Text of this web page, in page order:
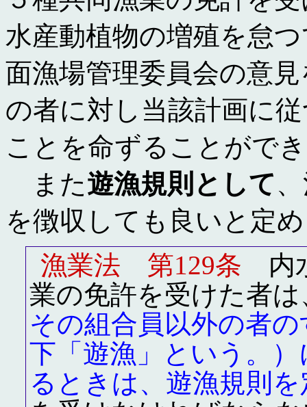
水産動植物の増殖を怠
面漁場管理委員会の意
の者に対し当該計画に
ことを命ずることがで
また遊漁規則として
を徴収しても良いと定
漁業法 第129条 内
業の免許を受けた者
その組合員以外の者
下「遊漁」という。
るときは、遊漁規則